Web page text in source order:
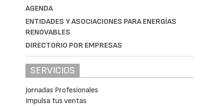
AGENDA
ENTIDADES Y ASOCIACIONES PARA ENERGÍAS
RENOVABLES
DIRECTORIO POR EMPRESAS
SERVICIOS
Jornadas Profesionales
Impulsa tus ventas